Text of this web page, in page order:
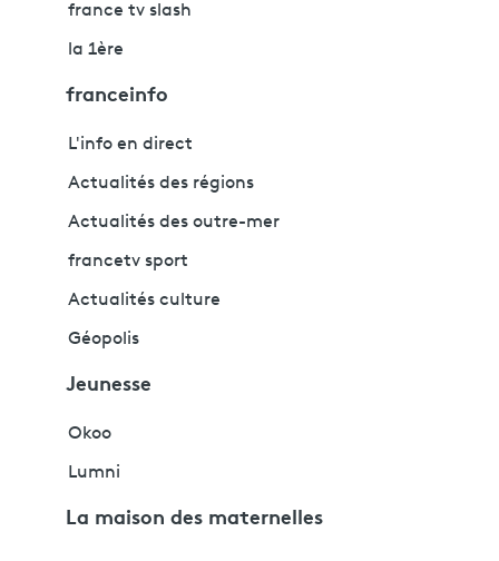
france tv slash
la 1ère
franceinfo
L'info en direct
Actualités des régions
Actualités des outre-mer
francetv sport
Actualités culture
Géopolis
Jeunesse
Okoo
Lumni
La maison des maternelles